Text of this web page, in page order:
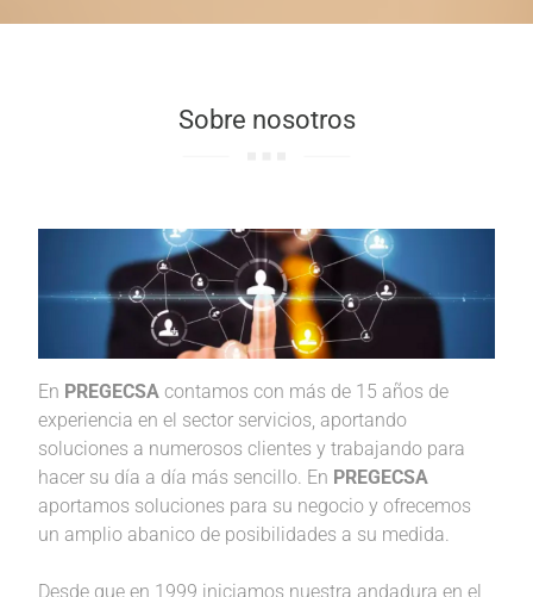
Sobre nosotros
En PREGECSA contamos con más de 15 años de
experiencia en el sector servicios, aportando
soluciones a numerosos clientes y trabajando para
hacer su día a día más sencillo. En PREGECSA
aportamos soluciones para su negocio y ofrecemos
un amplio abanico de posibilidades a su medida.
Desde que en 1999 iniciamos nuestra andadura en el